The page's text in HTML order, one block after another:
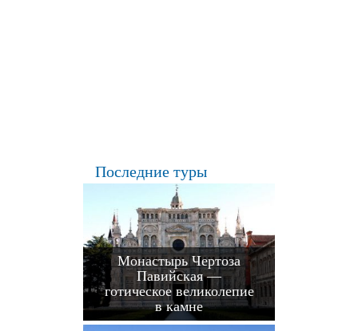
Последние туры
Монастырь Чертоза
Павийская —
готическое великолепие
в камне